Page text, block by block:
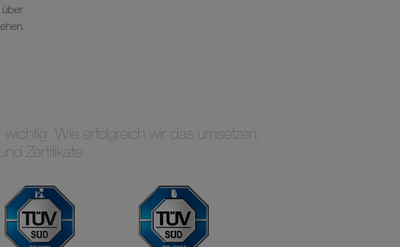
Wie erfolgreich wir das umsetzen,
Zertifikate.